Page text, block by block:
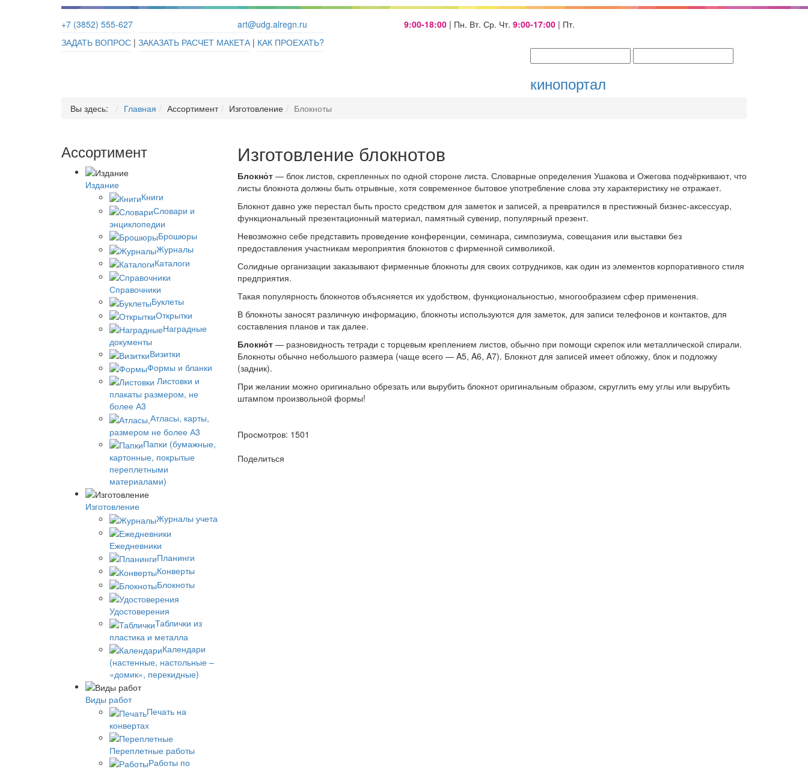
+7 (3852) 555-627 art@udg.alregn.ru 9:00-18:00 | Пн. Вт. Ср. Чт. 9:00-17:00 | Пт.
ЗАДАТЬ ВОПРОС | ЗАКАЗАТЬ РАСЧЕТ МАКЕТА| КАК ПРОЕХАТЬ?
кинопортал
Вы здесь: Главная Ассортимент Изготовление Блокноты
Ассортимент
Издание
Книги
Словари и
энциклопедии
Брошюры
Журналы
Каталоги
Справочники
Буклеты
Открытки
Наградные
документы
Визитки
Формы и бланки
Листовки и
плакаты размером, не
более А3
Атласы, карты,
размером не более А3
Папки (бумажные,
картонные, покрытые
переплетными
материалами)
Изготовление
Журналы учета
Ежедневники
Планинги
Конверты
Блокноты
Удостоверения
Таблички из
пластика и металла
Календари
(настенные, настольные –
«домик», перекидные)
Виды работ
Печать на
конвертах
Переплетные работы
Работы по
Изготовление блокнотов
Блокно́т— блок листов, скрепленных по одной стороне листа. Словарные определения Ушакова и Ожегова подчёркивают, что
листы блокнота должны быть отрывные, хотя современное бытовое употребление слова эту характеристику не отражает.
Блокнот давно уже перестал быть просто средством для заметок и записей, а превратился в престижный бизнес-аксессуар,
функциональный презентационный материал, памятный сувенир, популярный презент.
Невозможно себе представить проведение конференции, семинара, симпозиума, совещания или выставки без
предоставления участникам мероприятия блокнотов с фирменной символикой.
Солидные организации заказывают фирменные блокноты для своих сотрудников, как один из элементов корпоративного стиля
предприятия.
Такая популярность блокнотов объясняется их удобством, функциональностью, многообразием сфер применения.
В блокноты заносят различную информацию, блокноты используются для заметок, для записи телефонов и контактов, для
составления планов и так далее.
Блокно́т— разновидность тетради с торцевым креплением листов, обычно при помощи скрепок или металлической спирали.
Блокноты обычно небольшого размера (чаще всего — A5, A6, A7). Блокнот для записей имеет обложку, блок и подложку
(задник).
При желании можно оригинально обрезать или вырубить блокнот оригинальным образом, скруглить ему углы или вырубить
штампом произвольной формы!
Просмотров: 1501
Поделиться